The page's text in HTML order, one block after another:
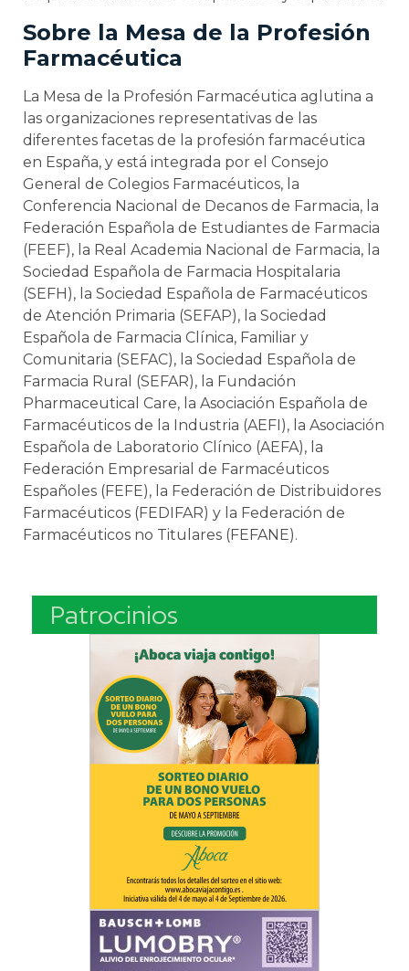
Sobre la Mesa de la Profesión
Farmacéutica
La Mesa de la Profesión Farmacéutica aglutina a
las organizaciones representativas de las
diferentes facetas de la profesión farmacéutica
en España, y está integrada por el Consejo
General de Colegios Farmacéuticos, la
Conferencia Nacional de Decanos de Farmacia, la
Federación Española de Estudiantes de Farmacia
(FEEF), la Real Academia Nacional de Farmacia, la
Sociedad Española de Farmacia Hospitalaria
(SEFH), la Sociedad Española de Farmacéuticos
de Atención Primaria (SEFAP), la Sociedad
Española de Farmacia Clínica, Familiar y
Comunitaria (SEFAC), la Sociedad Española de
Farmacia Rural (SEFAR), la Fundación
Pharmaceutical Care, la Asociación Española de
Farmacéuticos de la Industria (AEFI), la Asociación
Española de Laboratorio Clínico (AEFA), la
Federación Empresarial de Farmacéuticos
Españoles (FEFE), la Federación de Distribuidores
Farmacéuticos (FEDIFAR) y la Federación de
Farmacéuticos no Titulares (FEFANE).
Patrocinios